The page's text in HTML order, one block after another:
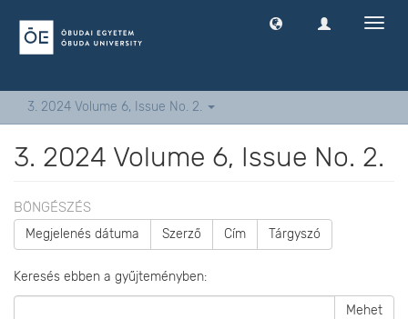
3. 2024 Volume 6, Issue No. 2.
3. 2024 Volume 6, Issue No. 2.
BÖNGÉSZÉS
Megjelenés dátuma Szerző Cím Tárgyszó
Keresés ebben a gyűjteményben:
Mehet